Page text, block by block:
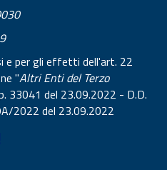
e per gli effetti dell'art. 22
"Altri Enti del Terzo
33041 del 23.09.2022 - D.D.
2022 del 23.09.2022